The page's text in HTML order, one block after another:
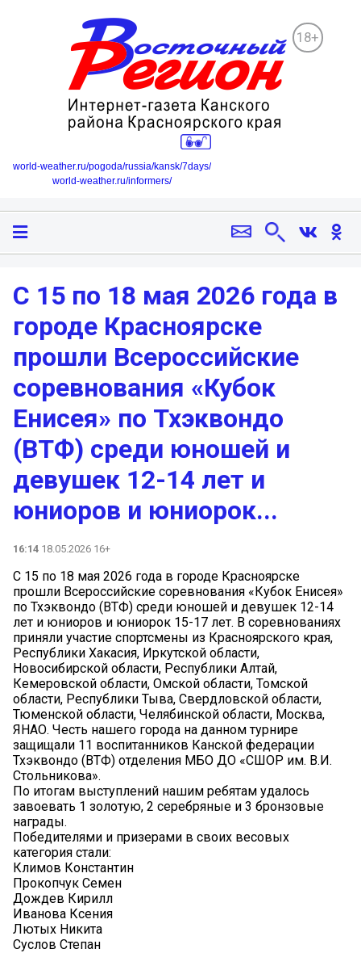
18+
world-weather.ru/pogoda/russia/kansk/7days/
world-weather.ru/informers/
С 15 по 18 мая 2026 года в
городе Красноярске
прошли Всероссийские
соревнования «Кубок
Енисея» по Тхэквондо
(ВТФ) среди юношей и
девушек 12-14 лет и
юниоров и юниорок...
16:14 18.05.2026 16+
С 15 по 18 мая 2026 года в городе Красноярске
прошли Всероссийские соревнования «Кубок Енисея»
по Тхэквондо (ВТФ) среди юношей и девушек 12-14
лет и юниоров и юниорок 15-17 лет. В соревнованиях
приняли участие спортсмены из Красноярского края,
Республики Хакасия, Иркутской области,
Новосибирской области, Республики Алтай,
Кемеровской области, Омской области, Томской
области, Республики Тыва, Свердловской области,
Тюменской области, Челябинской области, Москва,
ЯНАО. Честь нашего города на данном турнире
защищали 11 воспитанников Канской федерации
Тхэквондо (ВТФ) отделения МБО ДО «СШОР им. В.И.
Стольникова».
По итогам выступлений нашим ребятам удалось
завоевать 1 золотую, 2 серебряные и 3 бронзовые
награды.
Победителями и призерами в своих весовых
категория стали:
Климов Константин
Прокопчук Семен
Дождев Кирилл
Иванова Ксения
Лютых Никита
Суслов Степан